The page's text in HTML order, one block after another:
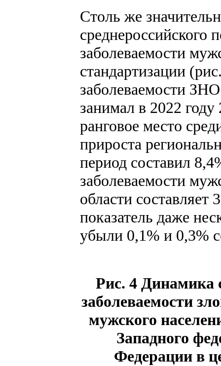
Столь же
среднероссийского
заболеваемости
стандартизации
заболеваемости
занимал в 2022 году
ранговое место
прироста
период составил
заболеваемости
области
показатель даже
убыли 0,1% и 0,3%
Рис. 4 Динамика
заболеваемости
мужского
Западного
Федерации в